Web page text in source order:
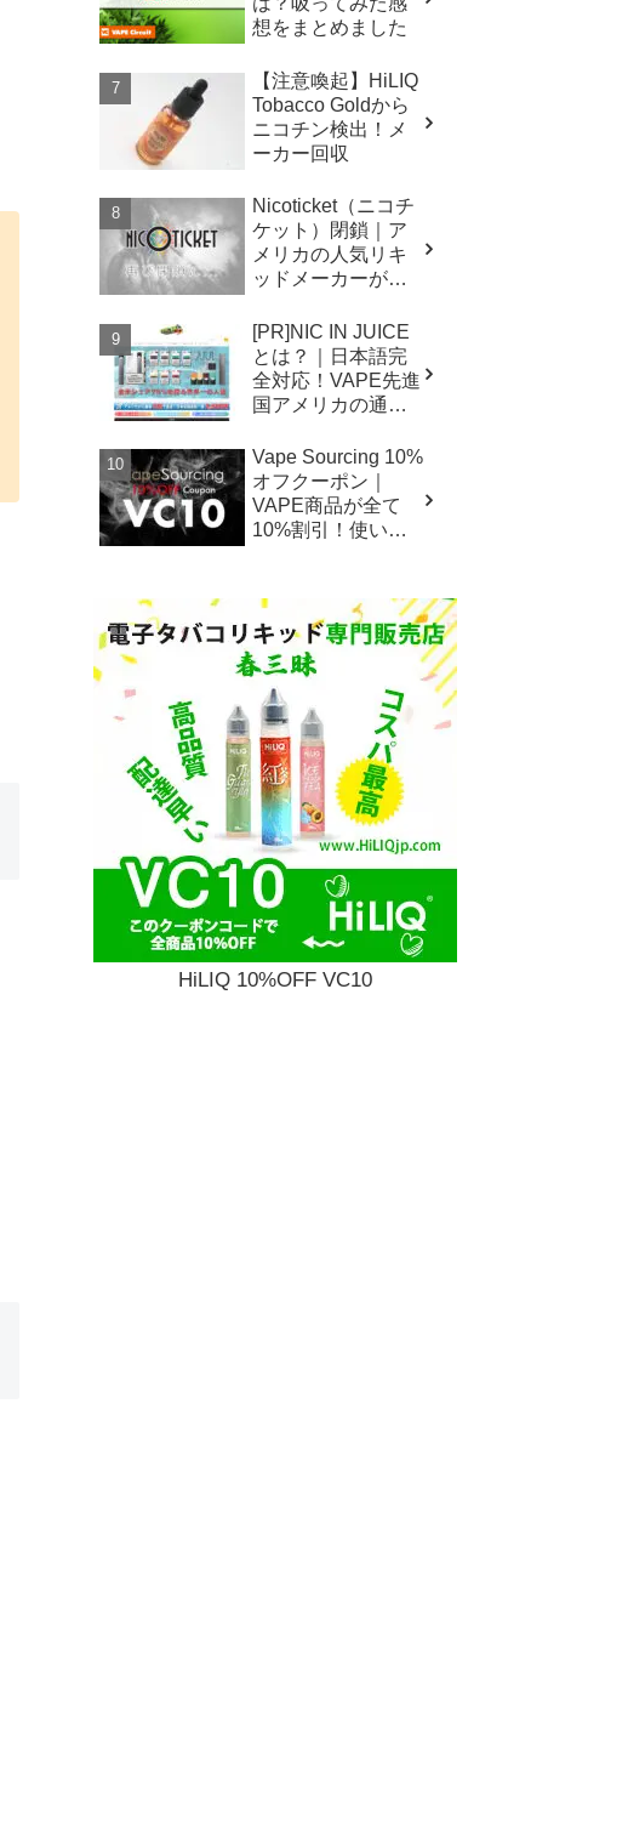
想をまとめました
【注意喚起】HiLIQ
Tobacco Goldから
ニコチン検出！メ
ーカー回収
Nicoticket（ニコチ
ケット）閉鎖｜ア
メリカの人気リキ
ッドメーカーが無
す。
[PR]NIC IN JUICE
とは？｜日本語完
全対応！VAPE先進
国アメリカの通販
Vape Sourcing 10%
オフクーポン｜
VAPE商品が全て
10%割引！使い方
HiLIQ 10%OFF VC10